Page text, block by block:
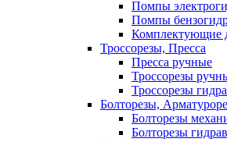
Помпы
Помпы
Комплектующие
Троссорезы, Пресса
Пресса ручные
Троссорезы
Троссорезы
Болторезы,
Болторезы
Болторезы